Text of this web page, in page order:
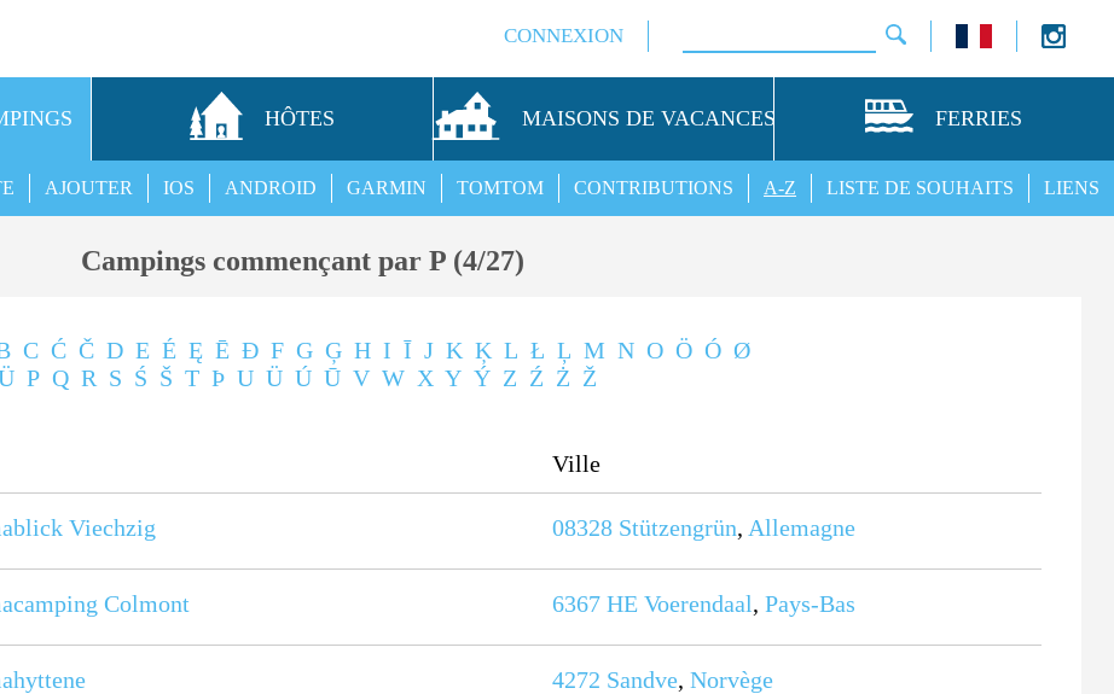
CONNEXION
HÔTES MAISONS DE VACANCES FERRIES
LIENS
LISTE DE SOUHAITS
A-Z
CONTRIBUTIONS
TOMTOM
GARMIN
ANDROID
IOS
AJOUTER
Campings commençant par P (4/27)
C Ć Č D E É Ę Ē Ð F G Ģ H I Ī J K Ķ L Ł Ļ M N O Ö Ó Ø
P Q R S Ś Š T Þ U Ü Ú Ū V W X Y Ý Z Ź Ż Ž
Ville
Viechzig 08328 Stützengrün, Allemagne
Colmont 6367 HE Voerendaal,Pays-Bas
4272 Sandve,Norvège